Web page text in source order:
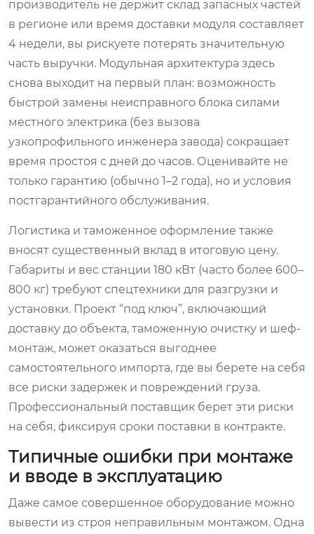
производитель не держит склад запасных частей
в регионе или время доставки модуля составляет
4 недели, вы рискуете потерять значительную
часть выручки. Модульная архитектура здесь
снова выходит на первый план: возможность
быстрой замены неисправного блока силами
местного электрика (без вызова
узкопрофильного инженера завода) сокращает
время простоя с дней до часов. Оценивайте не
только гарантию (обычно 1–2 года), но и условия
постгарантийного обслуживания.
Логистика и таможенное оформление также
вносят существенный вклад в итоговую цену.
Габариты и вес станции 180 кВт (часто более 600–
800 кг) требуют спецтехники для разгрузки и
установки. Проект “под ключ”, включающий
доставку до объекта, таможенную очистку и шеф-
монтаж, может оказаться выгоднее
самостоятельного импорта, где вы берете на себя
все риски задержек и повреждений груза.
Профессиональный поставщик берет эти риски
на себя, фиксируя сроки поставки в контракте.
Типичные ошибки при монтаже
и вводе в эксплуатацию
Даже самое совершенное оборудование можно
вывести из строя неправильным монтажом. Одна